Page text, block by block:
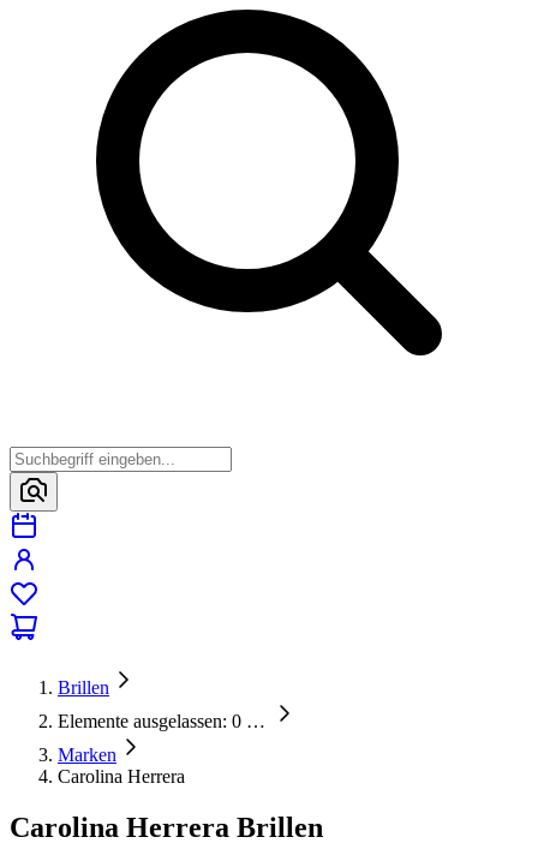
Brillen
Elemente ausgelassen: 0 …
Marken
Carolina Herrera
Carolina Herrera Brillen